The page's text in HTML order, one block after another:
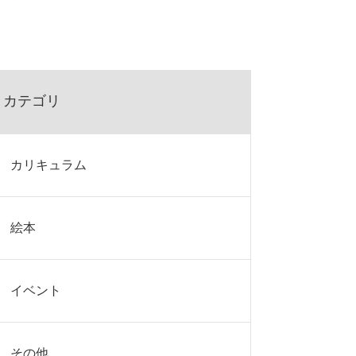
カテゴリ
カリキュラム
絵本
イベント
その他